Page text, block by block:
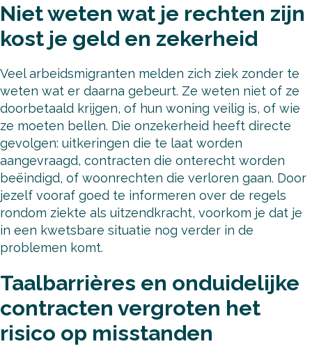
Niet weten wat je rechten zijn
kost je geld en zekerheid
Veel arbeidsmigranten melden zich ziek zonder te
weten wat er daarna gebeurt. Ze weten niet of ze
doorbetaald krijgen, of hun woning veilig is, of wie
ze moeten bellen. Die onzekerheid heeft directe
gevolgen: uitkeringen die te laat worden
aangevraagd, contracten die onterecht worden
beëindigd, of woonrechten die verloren gaan. Door
jezelf vooraf goed te informeren over de regels
rondom ziekte als uitzendkracht, voorkom je dat je
in een kwetsbare situatie nog verder in de
problemen komt.
Taalbarrières en onduidelijke
contracten vergroten het
risico op misstanden